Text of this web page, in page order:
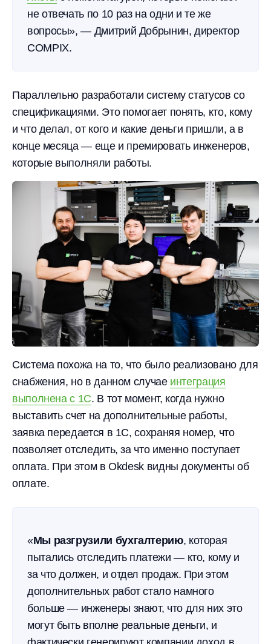
не отвечать по 10 раз на одни и те же
вопросы», — Дмитрий Добрынин, директор
COMPIX.
Параллельно разработали систему статусов со
спецификациями. Это помогает понять, кто, кому
и что делал, от кого и какие деньги пришли, а в
конце месяца — еще и премировать инженеров,
которые выполняли работы.
Система похожа на то, что было реализовано для
снабжения, но в данном случае интеграция
выполнена с 1С. В тот момент, когда нужно
выставить счет на дополнительные работы,
заявка передается в 1С, сохраняя номер, что
позволяет отследить, за что именно поступает
оплата. При этом в Okdesk видны документы об
оплате.
«Мы разгрузили бухгалтерию, которая
пытались отследить платежи — кто, кому и
за что должен, и отдел продаж. При этом
дополнительных работ стало намного
больше — инженеры знают, что для них это
могут быть вполне реальные деньги, и